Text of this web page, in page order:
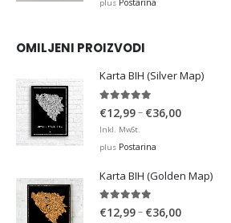
plus Postarina
OMILJENI PROIZVODI
Karta BIH (Silver Map)
€12,99– €36,00Price
€36,00
Inkl. MwSt.
plus Postarina
Karta BIH (Golden Map)
4.93out of 5
€12,99– €36,00Price